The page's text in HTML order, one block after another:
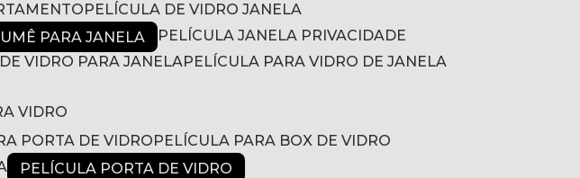
PELÍCULA DE VIDRO JANELA
PARA JANELA
PELÍCULA JANELA PRIVACIDADE
DE VIDRO PARA JANELA
PELÍCULA PARA VIDRO DE JANELA
VIDRO
PORTA DE VIDRO
PELÍCULA PARA BOX DE VIDRO
PELÍCULA PORTA DE VIDRO